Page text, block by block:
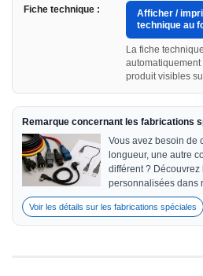
Fiche technique :
Afficher /
technique au
La fiche
produit visibles
Remarque concernant les fabrications
Vous avez besoin de
longueur, une autre
différent ? Découvrez
personnalisées dans
Voir les détails sur les fabrications spéciales